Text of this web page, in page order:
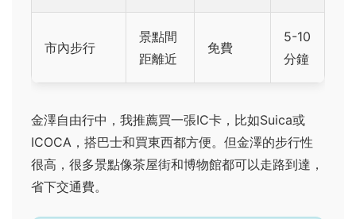
市內步行
景點間
距離近
免費
5-10
分鐘
金澤自由行中，我推薦買一張IC卡，比如Suica或
ICOCA，搭巴士和買東西都方便。但金澤的步行性
很高，很多景點像茶屋街和博物館都可以走路到達，
省下交通費。